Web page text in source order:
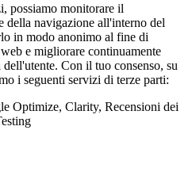
possiamo monitorare il
della navigazione all'interno del
in modo anonimo al fine di
e migliorare continuamente
Con il tuo consenso, su
i seguenti servizi di terze parti:
Optimize, Clarity, Recensioni dei